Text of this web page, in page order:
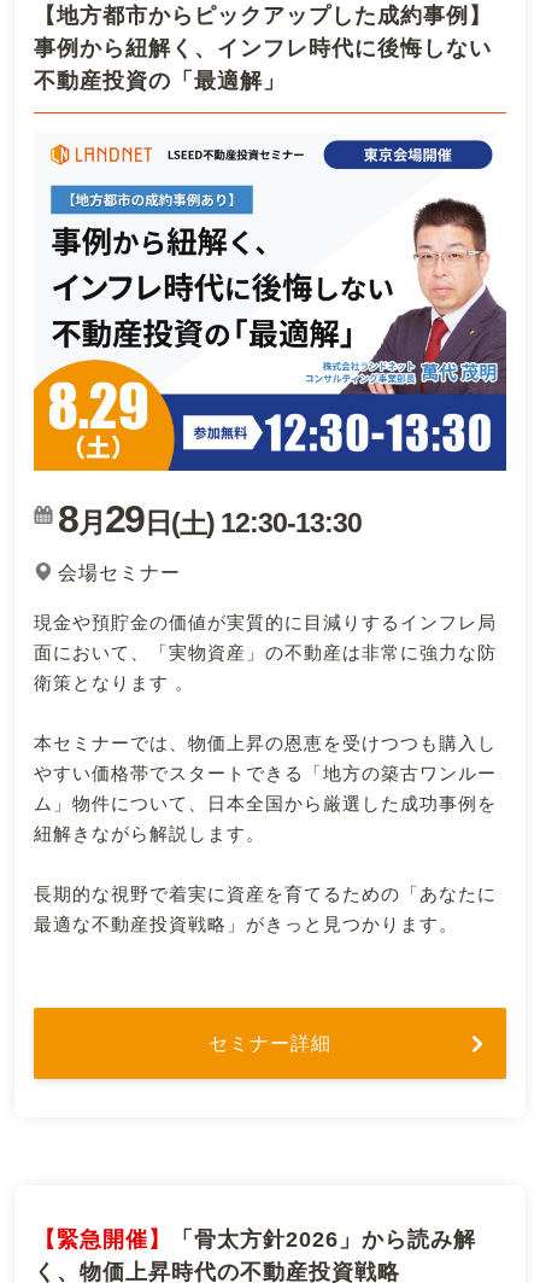
【地方都市からピックアップした成約事例】
事例から紐解く、インフレ時代に後悔しない
不動産投資の「最適解」
8月 29日(土) 12:30-13:30
会場セミナー
現金や預貯金の価値が実質的に目減りするインフレ局
面において、「実物資産」の不動産は非常に強力な防
衛策となります 。
本セミナーでは、物価上昇の恩恵を受けつつも購入し
やすい価格帯でスタートできる「地方の築古ワンルー
ム」物件について、日本全国から厳選した成功事例を
紐解きながら解説します。
長期的な視野で着実に資産を育てるための「あなたに
最適な不動産投資戦略」がきっと見つかります。
セミナー詳細
【緊急開催】
「骨太方針2026」から読み解
く、物価上昇時代の不動産投資戦略